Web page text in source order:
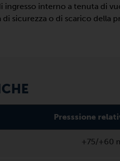
ingresso interno a tenuta di
di sicurezza o di scarico della
Presssione
+75/+60